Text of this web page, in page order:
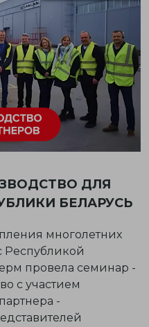
ДЛЯ
БЕЛАРУСЬ
многолетних
Республикой
провела семинар -
с участием
-